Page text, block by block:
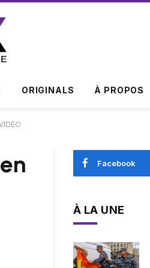
ORIGINALS À PROPOS
Facebook
À LA UNE